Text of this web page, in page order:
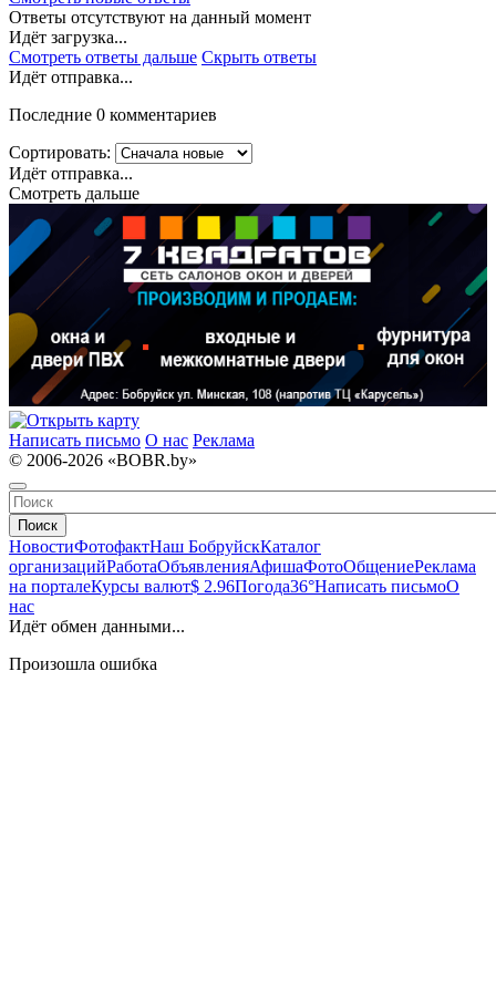
Ответы отсутствуют на данный момент
Идёт загрузка...
Смотреть ответы дальше Скрыть ответы
Идёт отправка...
Последние 0 комментариев
Сортировать:
Идёт отправка...
Смотреть дальше
Написать письмо О нас Реклама
© 2006-2026 «BOBR.by»
Поиск
НовостиФотофактНаш БобруйскКаталог
организацийРаботаОбъявленияАфишаФотоОбщениеРеклама
на порталеКурсы валют$ 2.96Погода36°Написать письмоО
нас
Идёт обмен данными...
Произошла ошибка